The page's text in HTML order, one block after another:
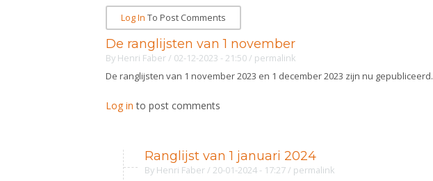
Log In To Post Comments
De ranglijsten van 1 november
By Henri Faber/ 02-12-2023 - 21:50/ permalink
De ranglijsten van 1 november 2023 en 1 december 2023 zijn nu gepubliceerd.
Log in to post comments
Ranglijst van 1 januari 2024
By Henri Faber/ 20-01-2024 - 17:27/ permalink